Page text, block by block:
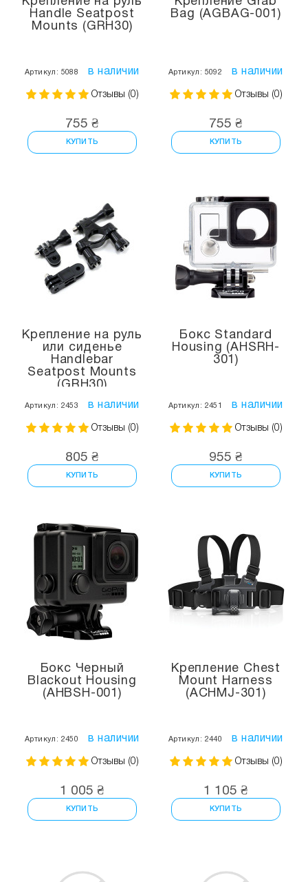
Handle Seatpost
Mounts (GRH30)
Артикул: 5088 в наличии
Отзывы (0)
755 ₴
КУПИТЬ
Bag (AGBAG-001)
Артикул: 5092 в наличии
Отзывы (0)
755 ₴
КУПИТЬ
Крепление на руль
или сиденье
Handlebar
Seatpost Mounts
(GRH30)
Артикул: 2453 в наличии
Отзывы (0)
805 ₴
КУПИТЬ
Бокс Standard
Housing (AHSRH-
301)
Артикул: 2451 в наличии
Отзывы (0)
955 ₴
КУПИТЬ
Бокс Черный
Blackout Housing
(AHBSH-001)
Артикул: 2450 в наличии
Отзывы (0)
1 005 ₴
КУПИТЬ
Крепление Chest
Mount Harness
(ACHMJ-301)
Артикул: 2440 в наличии
Отзывы (0)
1 105 ₴
КУПИТЬ